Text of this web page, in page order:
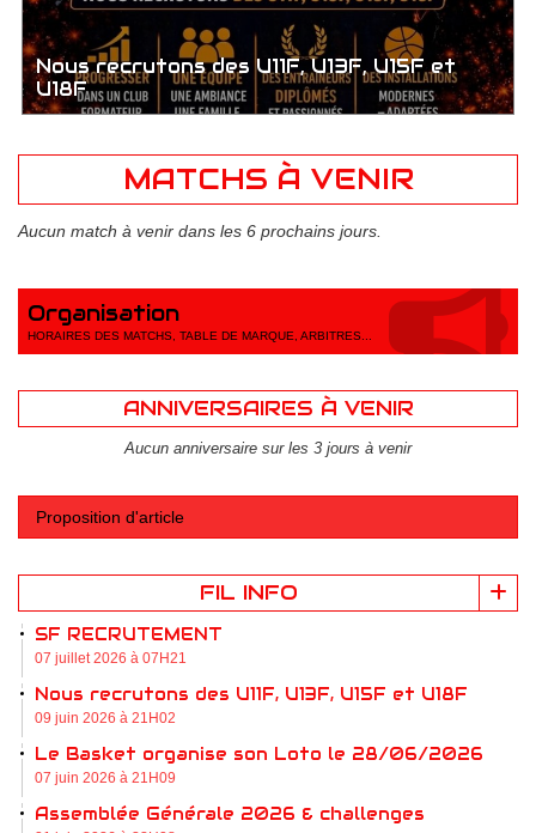
Nous recrutons des U11F, U13F, U15F et
U18F
MATCHS À VENIR
Aucun match à venir dans les 6 prochains jours.
Organisation
HORAIRES DES MATCHS, TABLE DE MARQUE, ARBITRES...
ANNIVERSAIRES À VENIR
Aucun anniversaire sur les 3 jours à venir
Proposition d'article
FIL INFO
SF RECRUTEMENT
07 juillet 2026 à 07H21
Nous recrutons des U11F, U13F, U15F et U18F
09 juin 2026 à 21H02
Le Basket organise son Loto le 28/06/2026
07 juin 2026 à 21H09
Assemblée Générale 2026 & challenges